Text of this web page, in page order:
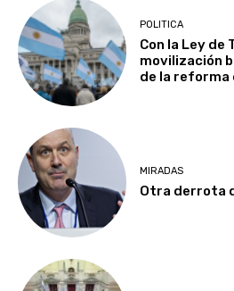
POLITICA
Con la Ley de
movilización
de la reforma
MIRADAS
Otra derrota